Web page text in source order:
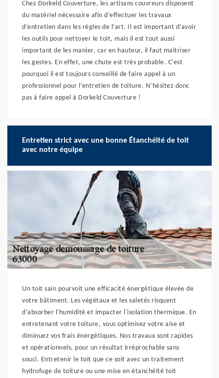
Chez Dorkeld Couverture, les artisans couvreurs disposent
du matériel nécessaire afin d’effectuer les travaux
d’entretien dans les règles de l’art. Il est important d’avoir
les outils pour nettoyer le toit, mais il est tout aussi
important de les manier, car en hauteur, il faut maitriser
les gestes. En effet, une chute est très probable. C'est
pourquoi il est toujours conseillé de faire appel à un
professionnel pour l’entretien de toiture. N’hésitez donc
pas à faire appel à Dorkeld Couverture !
Entretien strict avec une bonne Étanchéité de toit
avec notre équipe
Un toit sain pourvoit une efficacité énergétique élevée de
votre bâtiment. Les végétaux et les saletés risquent
d’absorber l'humidité et impacter l'isolation thermique. En
entretenant votre toiture, vous optimisez votre aise et
diminuez vos frais énergétiques. Nos travaux sont rapides
et opérationnels, pour un résultat irréprochable sans
souci. Entretenir le toit que ce soit avec un traitement
hydrofuge de toiture ou une mise en étanchéité toit